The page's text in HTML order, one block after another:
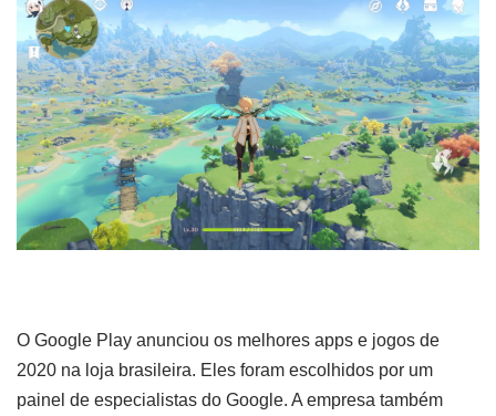
O Google Play anunciou os melhores apps e jogos de
2020 na loja brasileira. Eles foram escolhidos por um
painel de especialistas do Google. A empresa também